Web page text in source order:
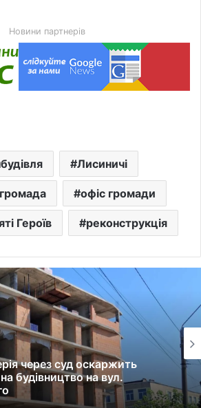
Новини партнерів
Лисиничі
офіс громади
Героїв реконструкція
через суд оскаржить
будівництво на вул.